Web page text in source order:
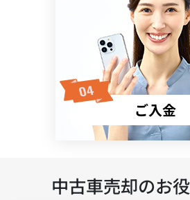
ご入金
中古車売却のお